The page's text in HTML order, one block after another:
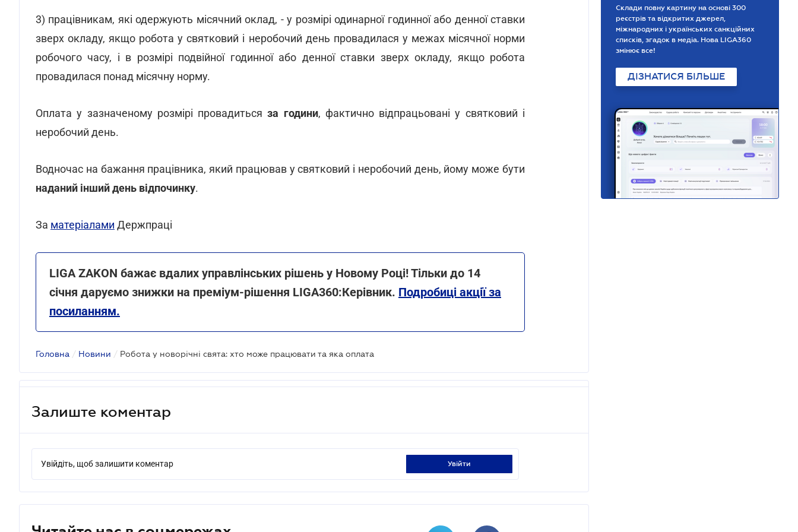
3) працівникам, які одержують місячний оклад, - у розмірі одинарної годинної або денної ставки
зверх окладу, якщо робота у святковий і неробочий день провадилася у межах місячної норми
робочого часу, і в розмірі подвійної годинної або денної ставки зверх окладу, якщо робота
провадилася понад місячну норму.
Оплата у зазначеному розмірі провадиться за години, фактично відпрацьовані у святковий і
неробочий день.
Водночас на бажання працівника, який працював у святковий і неробочий день, йому може бути
наданий інший день відпочинку.
За матеріалами Держпраці
LIGA ZAKON бажає вдалих управлінських рішень у Новому Році! Тільки до 14
січня даруємо знижки на преміум-рішення LIGA360:Керівник. Подробиці акції за
посиланням.
Головна / Новини / Робота у новорічні свята: хто може працювати та яка оплата
Залиште коментар
Увійдіть, щоб залишити коментар увійти
Склади повну картину на основі 300
реєстрів та відкритих джерел,
міжнародних і українських санкційних
списків, згадок в медіа. Нова LIGA360
змінює все!
ДІЗНАТИСЯ БІЛЬШЕ